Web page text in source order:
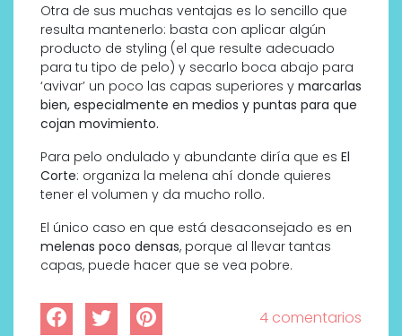
Otra de sus muchas ventajas es lo sencillo que
resulta mantenerlo: basta con aplicar algún
producto de styling (el que resulte adecuado
para tu tipo de pelo) y secarlo boca abajo para
‘avivar’ un poco las capas superiores y marcarlas
bien, especialmente en medios y puntas para que
cojan movimiento.
Para pelo ondulado y abundante diría que es El
Corte: organiza la melena ahí donde quieres
tener el volumen y da mucho rollo.
El único caso en que está desaconsejado es en
melenas poco densas, porque al llevar tantas
capas, puede hacer que se vea pobre.
4 comentarios